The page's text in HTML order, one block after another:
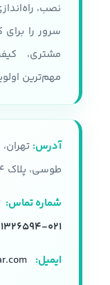
نصب،
سرور را
مشتری،
مهم‌ترین
آدرس:
طوسی، پلاک ۲۶۴، واحد ۲ غربی
شماره تماس:
۰۲۱-۹۱۳۲۶۵۹۴
ایمیل: